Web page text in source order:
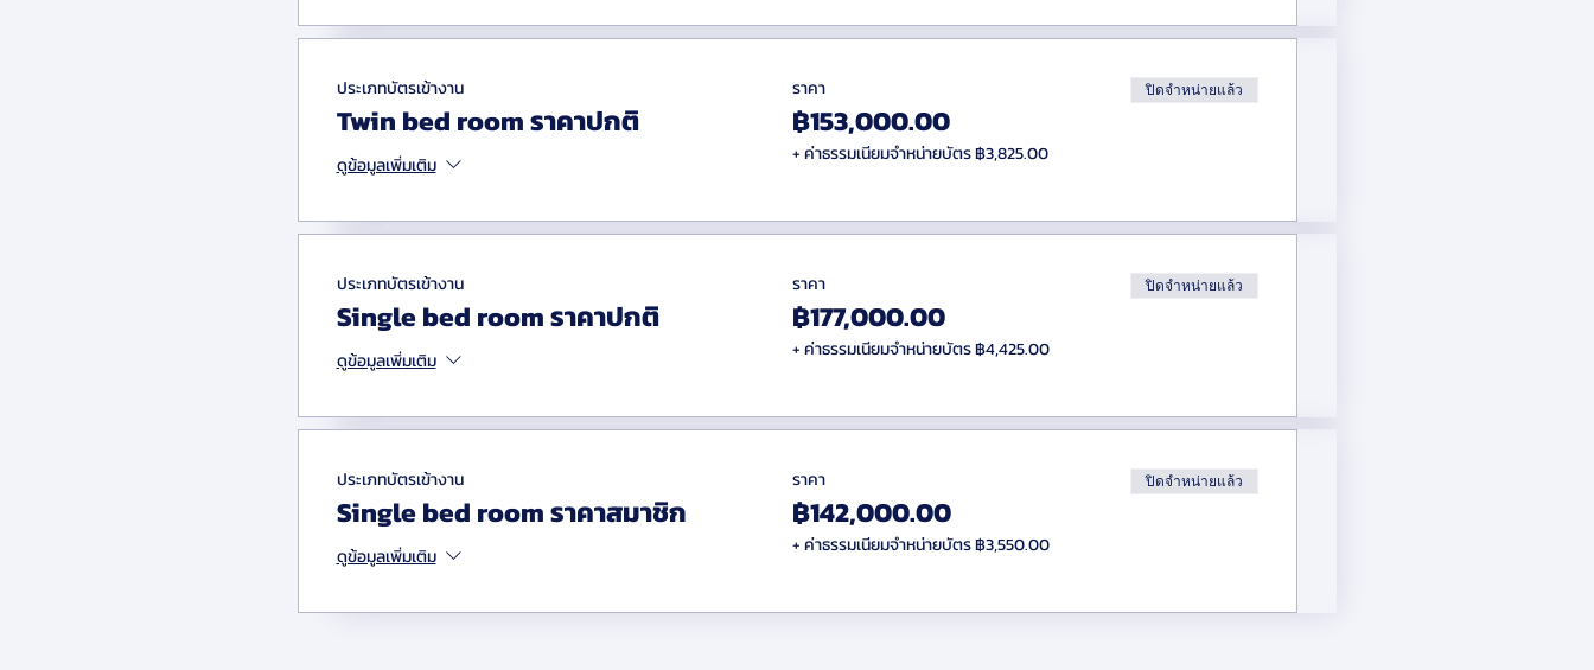
ธุรกิจการขนส่งทางเรือและศูนย์รวมวัฒนธรรมอย่างลงตัว
• ITPSA - Industrial Técnica Pecuaria, S.A.
–บริษัทผู้ผลิตอาหารสัตว์ชั้นนำระดับโลก ที่พัฒนาสินค้าจากงานวิจัยเฉพาะของ ITPSA
จนกลายเป็นผลิตภัณฑ์อาหารสัตว์ที่มีคุณภาพสูง เป็นที่ยอมรับจากทั่วโลก
- Factory Tour: Food/ Feed / R&D
• The 22@Network BCN - “Where Innovation is Born”
- Best Practices การสร้างความร่วมมือระหว่าง 3 ภาคส่วน เพื่อสร้าง ecosystem
และ เยี่ยมชมงานจากหน่วยงานสำคัญด้านนวัตกรรมของสเปน ที่เกี่ยวข้องกับด้าน Healthcare, Sport nutrition, Research
Institute และ Art and Culture
โดยความร่วมมือระหว่าง TMA และ สถานทูตสเปนประจำประเทศไทย (The Economic and Commercial Office of the Embassy
Twin bed room(พักห้องละ 2 ท่าน)
ราคาปกติ 153,000 บาท
ประเภทบัตรเข้างาน
Twin bed room ราคาปกติ
ดูข้อมูลเพิ่มเติม
ราคา
฿153,000.00
+ ค่าธรรมเนียมจำหน่ายบัตร ฿3,825.00
ปิดจำหน่ายแล้ว
ประเภทบัตรเข้างาน
Single bed room ราคาปกติ
ดูข้อมูลเพิ่มเติม
ราคา
฿177,000.00
+ ค่าธรรมเนียมจำหน่ายบัตร ฿4,425.00
ปิดจำหน่ายแล้ว
ประเภทบัตรเข้างาน
Single bed room ราคาสมาชิก
ดูข้อมูลเพิ่มเติม
ราคา
฿142,000.00
+ ค่าธรรมเนียมจำหน่ายบัตร ฿3,550.00
ปิดจำหน่ายแล้ว